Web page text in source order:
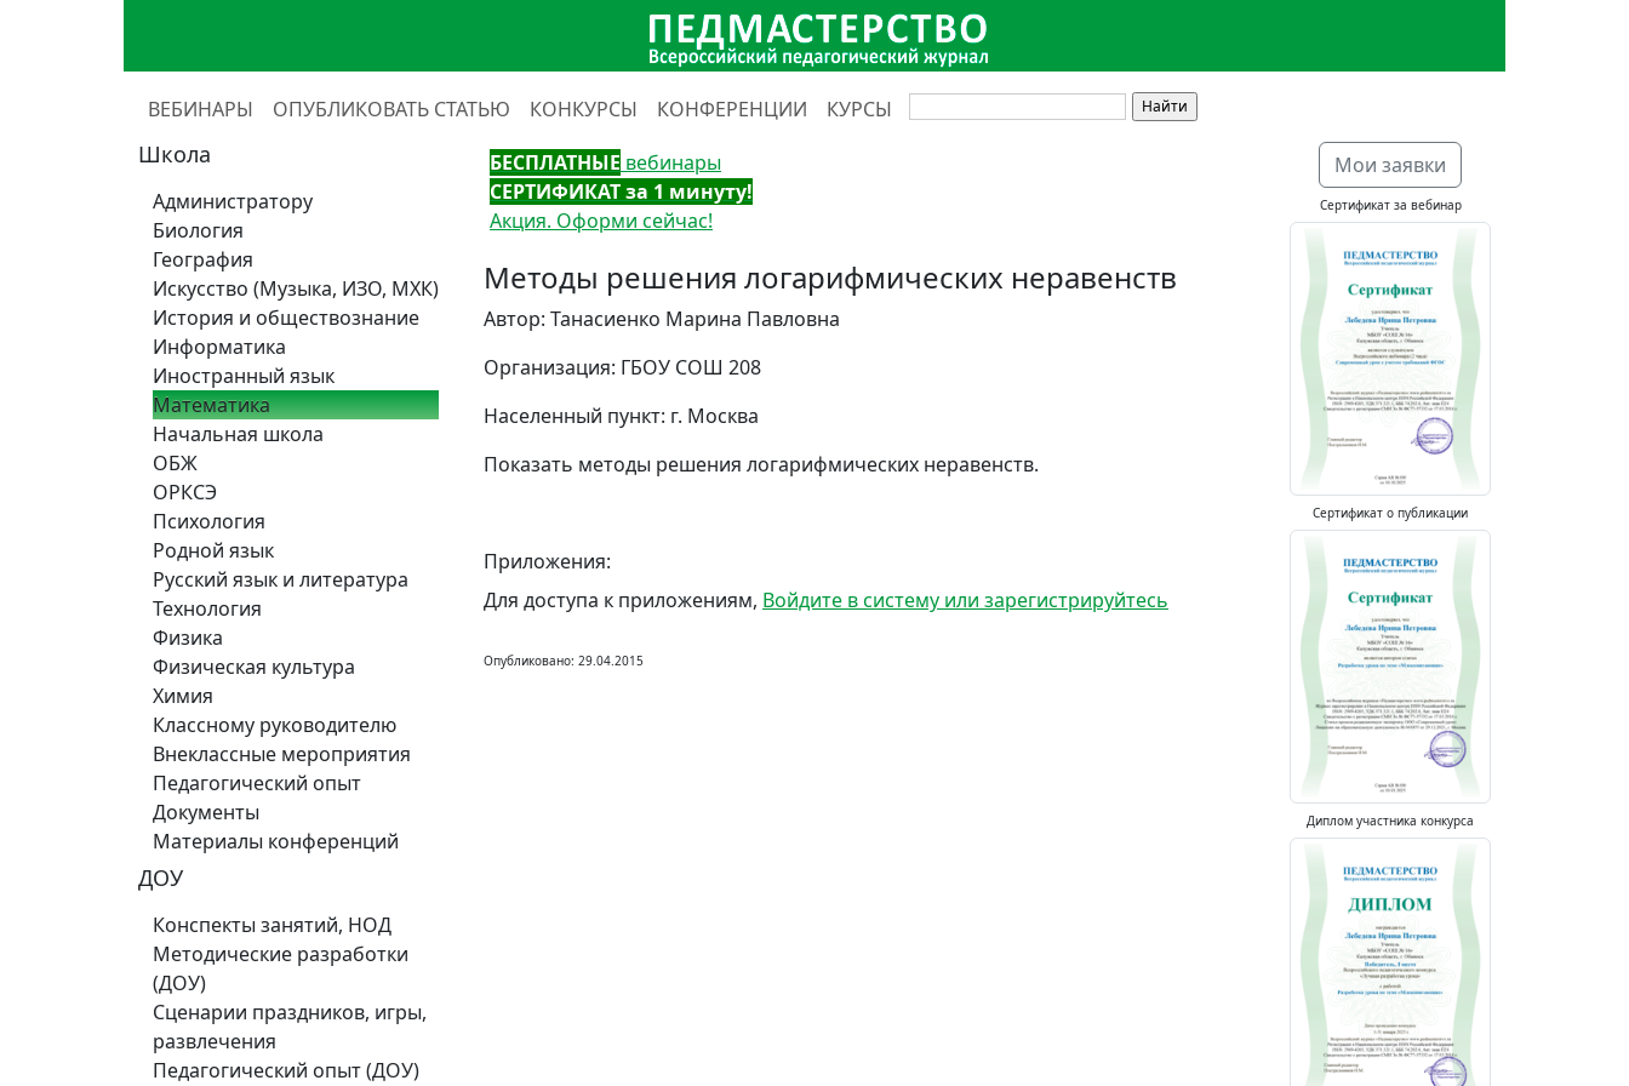
ВЕБИНАРЫ ОПУБЛИКОВАТЬ СТАТЬЮ КОНКУРСЫ КОНФЕРЕНЦИИ КУРСЫ
Школа
Администратору
Биология
География
Искусство (Музыка, ИЗО, МХК)
История и обществознание
Информатика
Иностранный язык
Математика
Начальная школа
ОБЖ
ОРКСЭ
Психология
Родной язык
Русский язык и литература
Технология
Физика
Физическая культура
Химия
Классному руководителю
Внеклассные мероприятия
Педагогический опыт
Документы
Материалы конференций
ДОУ
Конспекты занятий, НОД
Методические разработки
(ДОУ)
Сценарии праздников, игры,
развлечения
Педагогический опыт (ДОУ)
БЕСПЛАТНЫЕ вебинары
СЕРТИФИКАТ за 1 минуту!
Акция. Оформи сейчас!
Методы решения логарифмических неравенств
Автор: Танасиенко Марина Павловна
Организация: ГБОУ СОШ 208
Населенный пункт: г. Москва
Показать методы решения логарифмических неравенств.
Приложения:
Для доступа к приложениям, Войдите в систему или зарегистрируйтесь
Опубликовано: 29.04.2015
Мои заявки
Сертификат за вебинар
Сертификат о публикации
Диплом участника конкурса